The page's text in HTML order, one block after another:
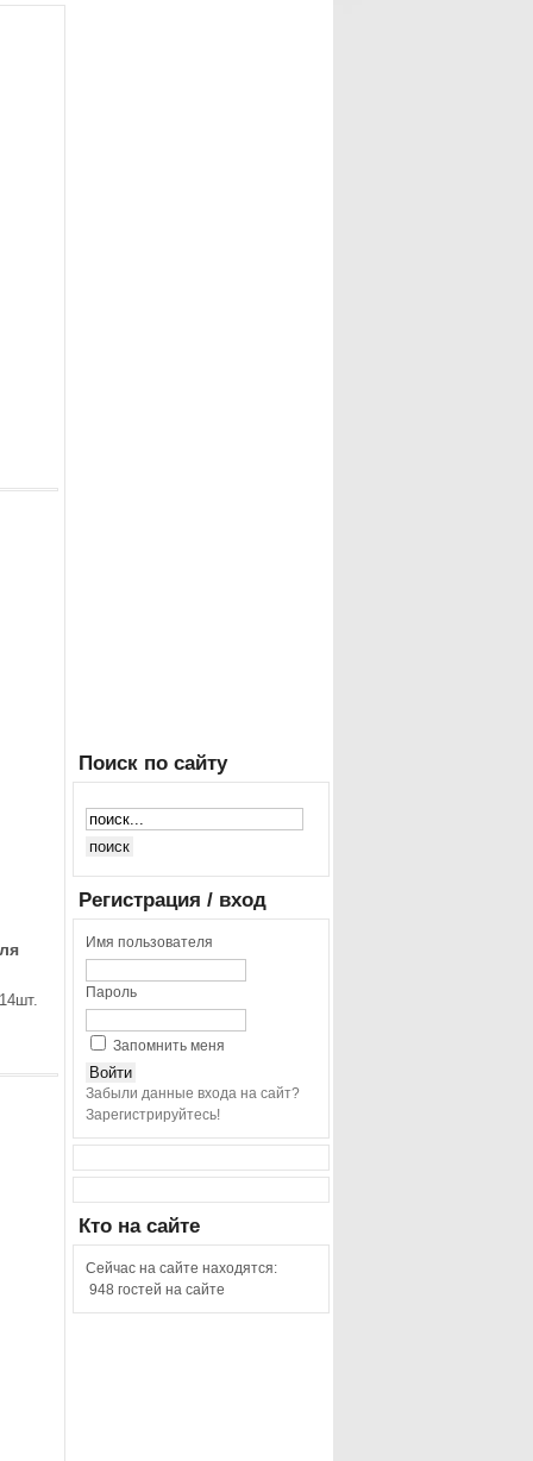
Поиск по сайту
Регистрация / вход
Имя пользователя
Пароль
Запомнить меня
Забыли данные входа на сайт?
Зарегистрируйтесь!
Кто на сайте
Сейчас на сайте находятся:
948 гостей на сайте